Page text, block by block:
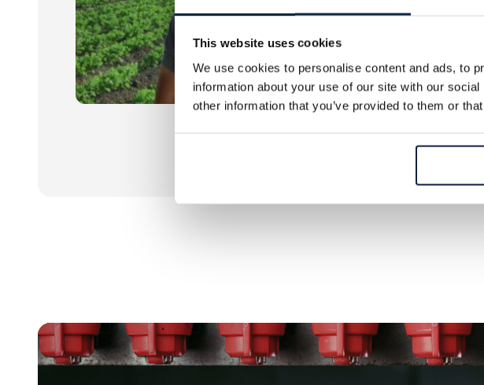
This website uses cookies
We use cookies to personalise content and ads, to
information about your use of our site with our
other information that you’ve provided to them or